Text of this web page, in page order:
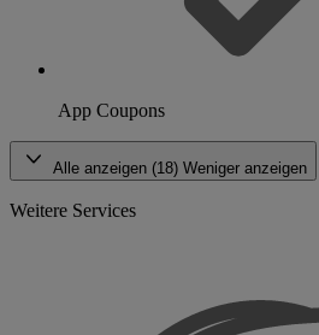
App Coupons
Alle anzeigen (18) Weniger anzeigen
Weitere Services